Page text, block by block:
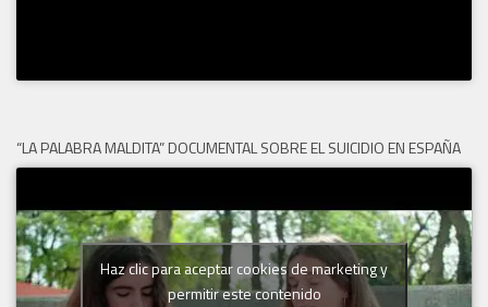
“LA PALABRA MALDITA” DOCUMENTAL SOBRE EL SUICIDIO EN ESPAÑA
Haz clic para aceptar cookies de marketing y
permitir este contenido